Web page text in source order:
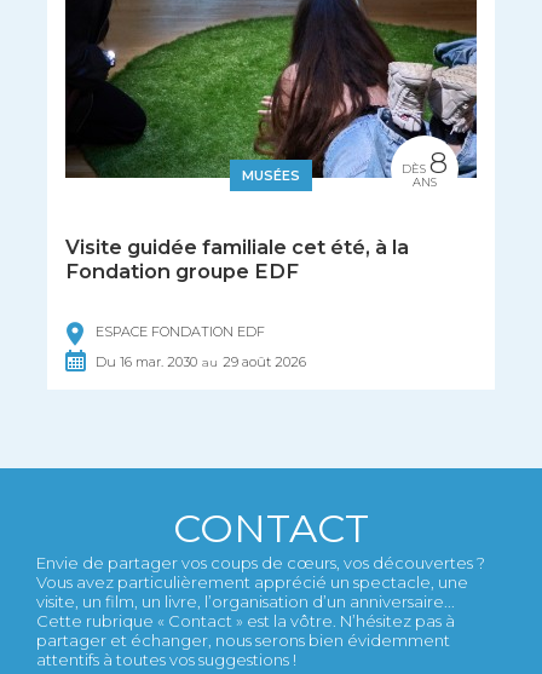
MUSÉES
Visite guidée familiale cet été, à la
Fondation groupe EDF
ESPACE FONDATION EDF
Du16 mar. 2030 au 29août 2026
DÈS 8
ANS
CONTACT
Envie de partager vos coups de cœurs, vos découvertes ?
Vous avez particulièrement apprécié un spectacle, une
visite, un film, un livre, l’organisation d’un anniversaire...
Cette rubrique « Contact » est la vôtre. N’hésitez pas à
partager et échanger, nous serons bien évidemment
attentifs à toutes vos suggestions !